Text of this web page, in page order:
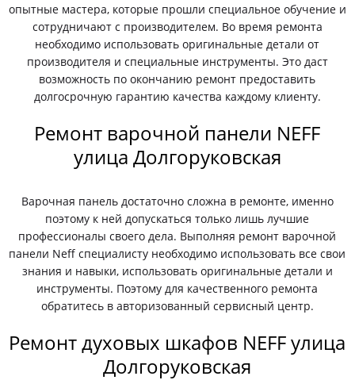
опытные мастера, которые прошли специальное обучение и
сотрудничают с производителем. Во время ремонта
необходимо использовать оригинальные детали от
производителя и специальные инструменты. Это даст
возможность по окончанию ремонт предоставить
долгосрочную гарантию качества каждому клиенту.
Ремонт варочной панели NEFF
улица Долгоруковская
Варочная панель достаточно сложна в ремонте, именно
поэтому к ней допускаться только лишь лучшие
профессионалы своего дела. Выполняя ремонт варочной
панели Neff специалисту необходимо использовать все свои
знания и навыки, использовать оригинальные детали и
инструменты. Поэтому для качественного ремонта
обратитесь в авторизованный сервисный центр.
Ремонт духовых шкафов NEFF улица
Долгоруковская